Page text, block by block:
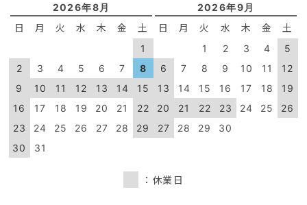
2026年8月
日 月 火 水 木 金 土
1
2
3 4 5 6 7
8
9
10 11 12 13 14
15
16
17 18 19 20 21
22
23
24 25 26 27 28
29
30
31
2026年9月
日 月 火 水 木 金 土
1 2 3 4
5
6
7 8 9 10 11
12
13
14 15 16 17 18
19
20
21 22 23 24 25
26
27
28 29 30
：休業日